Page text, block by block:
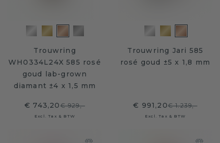
Trouwring
WH0334L24X 585 rosé
goud lab-grown
diamant ±4 x 1,5 mm
€ 743,20€ 929,-
Excl. Tax & BTW
Trouwring Jari 585
rosé goud ±5 x 1,8 mm
€ 991,20€ 1.239,-
Excl. Tax & BTW